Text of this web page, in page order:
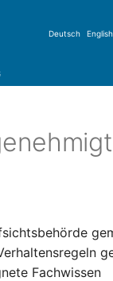
Deutsch English
Fachwissen